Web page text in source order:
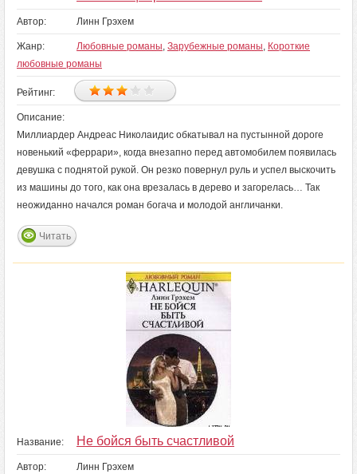
Автор: Линн Грэхем
Жанр: Любовные романы, Зарубежные романы, Короткие
любовные романы
Рейтинг:
Описание:
Миллиардер Андреас Николаидис обкатывал на пустынной дороге
новенький «феррари», когда внезапно перед автомобилем появилась
девушка с поднятой рукой. Он резко повернул руль и успел выскочить
из машины до того, как она врезалась в дерево и загорелась… Так
неожиданно начался роман богача и молодой англичанки.
Читать
Название: Не бойся быть счастливой
Автор: Линн Грэхем